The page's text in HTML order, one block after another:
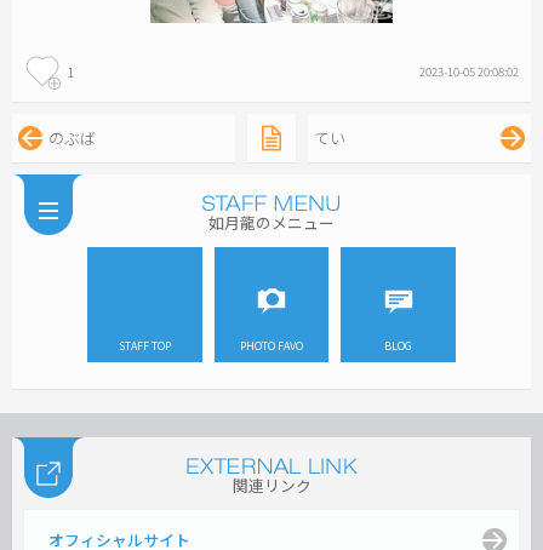
1 2023-10-05 20:08:02
のぶば てい
如月龍のメニュー
STAFF TOP PHOTO FAVO BLOG
関連リンク
オフィシャルサイト